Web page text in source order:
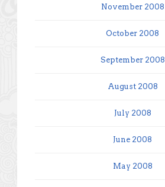
November 2008
October 2008
September 2008
August 2008
July 2008
June 2008
May 2008